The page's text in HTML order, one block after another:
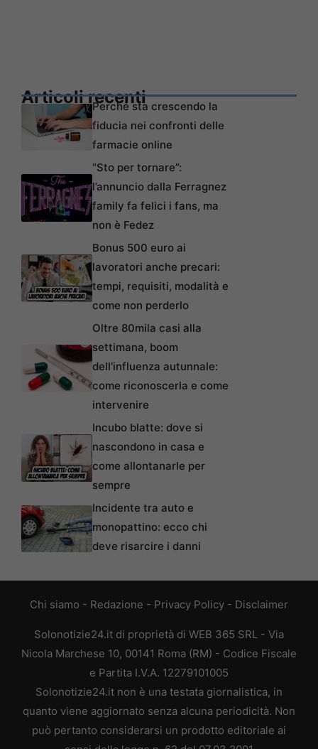
Articoli recentiPerché sta crescendo la
fiducia nei confronti delle
farmacie online
“Sto per tornare”:
l’annuncio dalla Ferragnez
family fa felici i fans, ma
non è Fedez
Bonus 500 euro ai
lavoratori anche precari:
tempi, requisiti, modalità e
come non perderlo
Oltre 80mila casi alla
settimana, boom
dell’influenza autunnale:
come riconoscerla e come
intervenire
Incubo blatte: dove si
nascondono in casa e
come allontanarle per
sempre
Incidente tra auto e
monopattino: ecco chi
deve risarcire i danni
Chi siamo - Redazione - Privacy Policy - Disclaimer
Solonotizie24.it di proprietà di WEB 365 SRL - Via
Nicola Marchese 10, 00141 Roma (RM) - Codice Fiscale
e Partita I.V.A. 12279101005
Solonotizie24.it non è una testata giornalistica, in
quanto viene aggiornato senza alcuna periodicità. Non
può pertanto considerarsi un prodotto editoriale ai